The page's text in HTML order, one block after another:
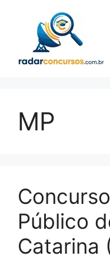
conteúdo
MP
Público
Catarina